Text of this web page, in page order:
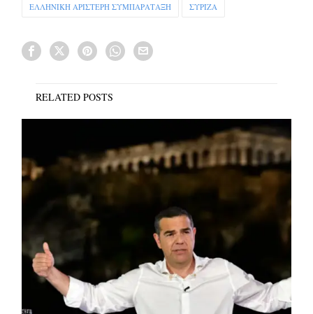
ΕΛΛΗΝΙΚΗ ΑΡΙΣΤΕΡΗ ΣΥΜΠΑΡΑΤΑΞΗ ΣΥΡΙΖΑ
RELATED POSTS